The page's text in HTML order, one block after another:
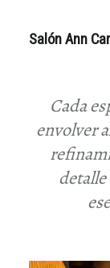
Salón Ann
Cada
envolver